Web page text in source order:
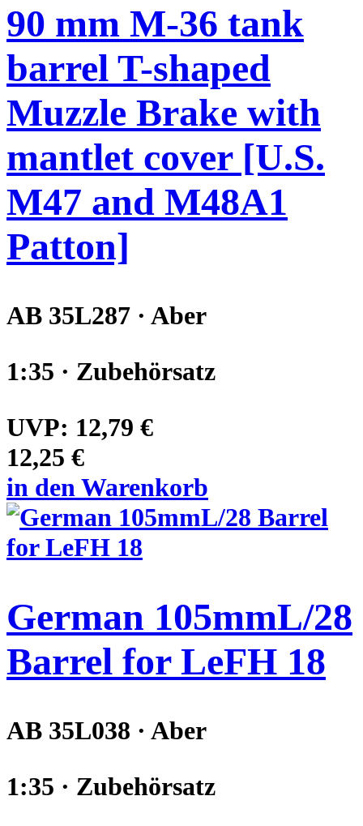
90 mm M-36 tank
barrel T-shaped
Muzzle Brake with
mantlet cover [U.S.
M47 and M48A1
Patton]
AB 35L287 · Aber
1:35 · Zubehörsatz
UVP: 12,79 €
12,25 €
in den Warenkorb
German 105mmL/28
Barrel for LeFH 18
AB 35L038 · Aber
1:35 · Zubehörsatz